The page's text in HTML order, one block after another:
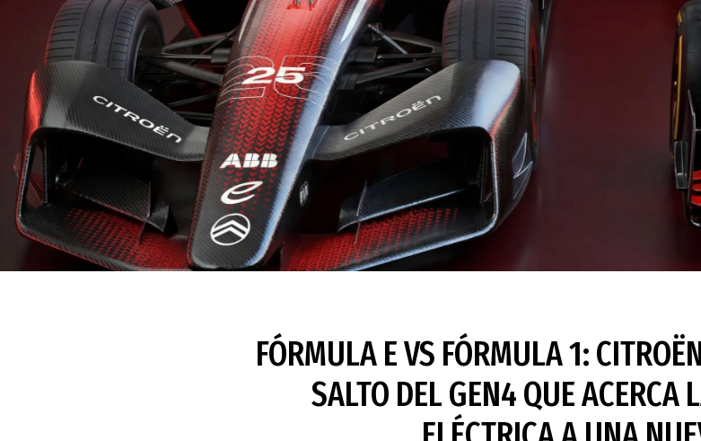
FÓRMULA E VS FÓRMULA 1:
SALTO DEL GEN4 QUE ACERCA